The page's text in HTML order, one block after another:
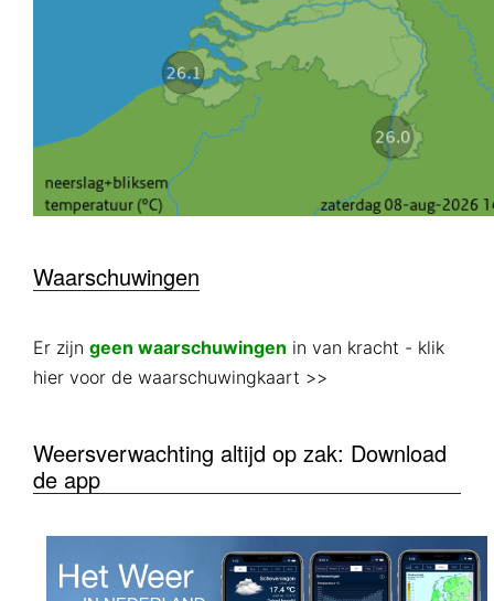
Waarschuwingen
Er zijn geen waarschuwingen in van kracht - klik
hier voor de waarschuwingkaart >>
Weersverwachting altijd op zak: Download
de app